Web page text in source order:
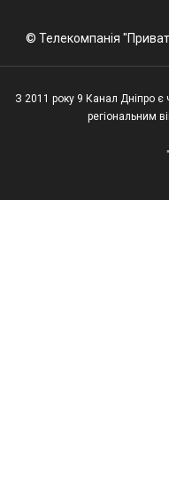
© Телекомпанія
З 2011 року 9 Канал Дніпро є
регіональним